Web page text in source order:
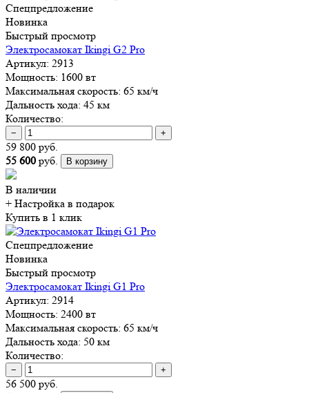
Спецпредложение
Новинка
Быстрый просмотр
Электросамокат Ikingi G2 Pro
Артикул: 2913
Мощность: 1600 вт
Максимальная скорость: 65 км/ч
Дальность хода: 45 км
Количество:
− +
59 800 руб.
55 600 руб. В корзину
В наличии
+ Настройка в подарок
Купить в 1 клик
Спецпредложение
Новинка
Быстрый просмотр
Электросамокат Ikingi G1 Pro
Артикул: 2914
Мощность: 2400 вт
Максимальная скорость: 65 км/ч
Дальность хода: 50 км
Количество:
− +
56 500 руб.